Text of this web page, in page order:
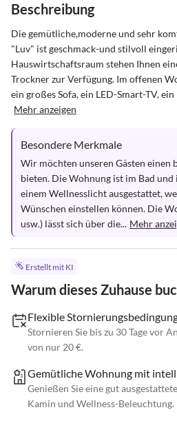
Beschreibung
Die gemütliche,moderne und sehr
"Luv" ist geschmack-und stilvoll
Hauswirtschaftsraum stehen Ihnen
Trockner zur Verfügung. Im offenen
ein großes Sofa, ein LED-Smart-TV, ein
Mehr anzeigen
Besondere Merkmale
Wir möchten unseren Gästen einen
bieten. Die Wohnung ist im Bad
einem Wellnesslicht ausgestattet,
Wünschen einstellen können. Die
usw.) lässt sich über die... Mehr
Erstellt mit KI
Warum dieses Zuhause
Flexible
Stornieren Sie bis zu 30 Tage vor
von nur 20 €.
Gemütliche Wohnung mit
Genießen Sie eine gut
Kamin und Wellness-Beleuchtung.